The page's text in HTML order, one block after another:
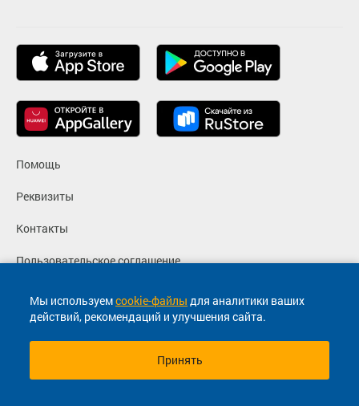
Мы используемcookie-файлы для аналитики ваших
действий, рекомендаций и улучшения сайта.
Принять
Помощь
Реквизиты
Контакты
Пользовательское соглашение
Политика конфиденциальности
Согласие на маркетинговые сообщения
© 2013-2026, ООО "Капитал"- Онлайн сервис продажи